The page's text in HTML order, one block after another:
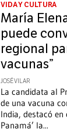
VIDA Y CULTURA
María
puede
regional
vacunas”
JOSÉ VILAR
La candidata al
de una vacuna
India, destacó en
Panamá’ la...